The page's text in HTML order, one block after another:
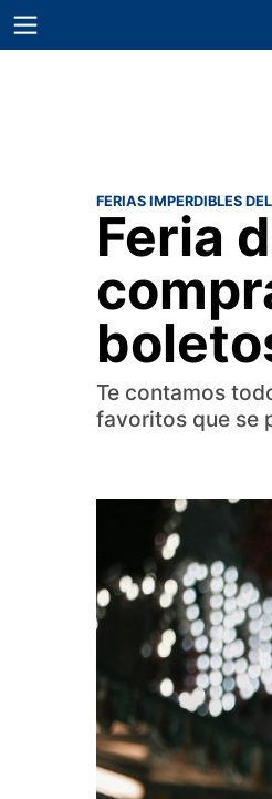
FERIAS IMPERDIBLES
Feria
Te contamos
favoritos que se